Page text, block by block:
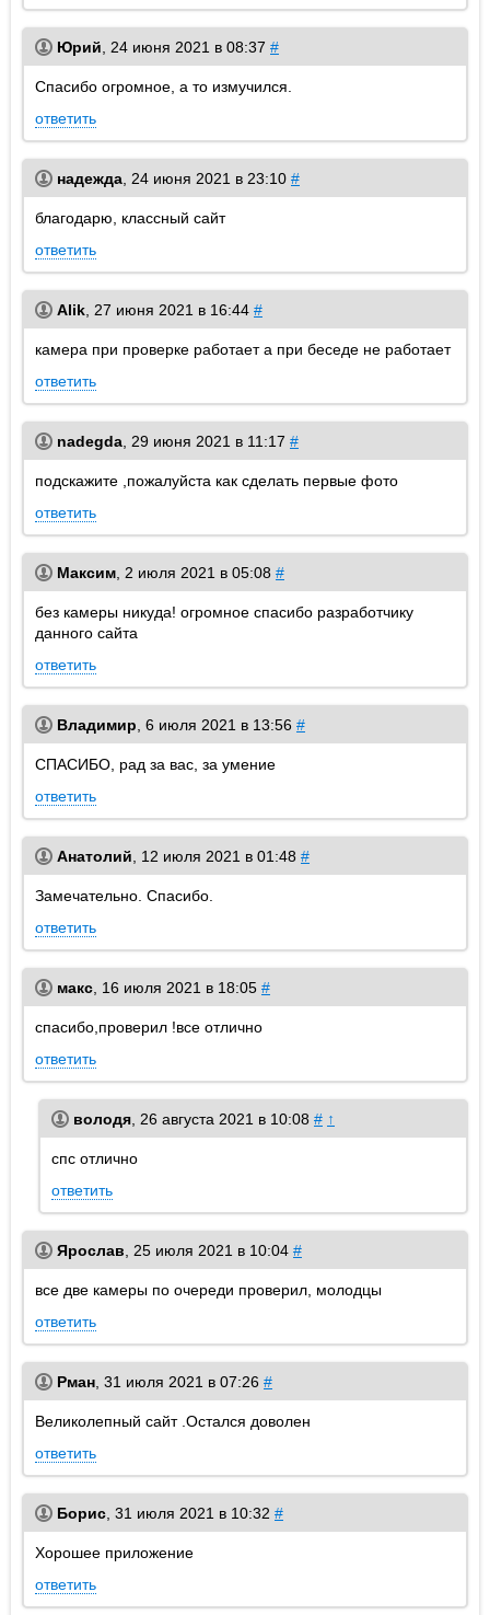
Юрий 24 июня 2021 в 08:37 #
Спасибо огромное, а то измучился.
ответить
надежда 24 июня 2021 в 23:10 #
благодарю, классный сайт
ответить
Alik 27 июня 2021 в 16:44 #
камера при проверке работает а при беседе не работает
ответить
nadegda 29 июня 2021 в 11:17 #
подскажите ,пожалуйста как сделать первые фото
ответить
Максим 2 июля 2021 в 05:08 #
без камеры никуда! огромное спасибо разработчику
данного сайта
ответить
Владимир 6 июля 2021 в 13:56 #
СПАСИБО, рад за вас, за умение
ответить
Анатолий 12 июля 2021 в 01:48 #
Замечательно. Спасибо.
ответить
макс 16 июля 2021 в 18:05 #
спасибо,проверил !все отлично
ответить
володя 26 августа 2021 в 10:08 # ↑
спс отлично
ответить
Ярослав 25 июля 2021 в 10:04 #
все две камеры по очереди проверил, молодцы
ответить
Рман 31 июля 2021 в 07:26 #
Великолепный сайт .Остался доволен
ответить
Борис 31 июля 2021 в 10:32 #
Хорошее приложение
ответить